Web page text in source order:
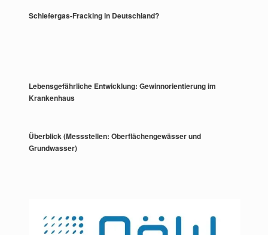
Schiefergas-Fracking in Deutschland?
Lebensgefährliche Entwicklung: Gewinnorientierung im
Krankenhaus
Überblick (Messstellen: Oberflächengewässer und
Grundwasser)